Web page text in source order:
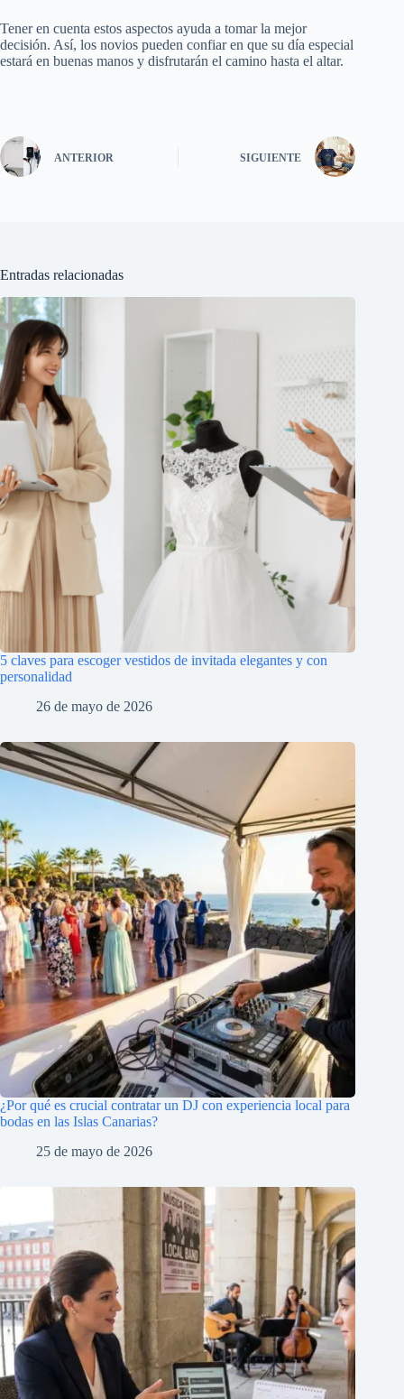
Tener en cuenta estos aspectos ayuda a tomar la mejor
decisión. Así, los novios pueden confiar en que su día especial
estará en buenas manos y disfrutarán el camino hasta el altar.
ANTERIOR SIGUIENTE
Entradas relacionadas
5 claves para escoger vestidos de invitada elegantes y con
personalidad
26 de mayo de 2026
¿Por qué es crucial contratar un DJ con experiencia local para
bodas en las Islas Canarias?
25 de mayo de 2026